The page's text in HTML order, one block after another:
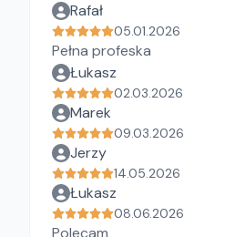
Rafał
05.01.2026
Pełna profeska
Łukasz
02.03.2026
Marek
09.03.2026
Jerzy
14.05.2026
Łukasz
08.06.2026
Polecam